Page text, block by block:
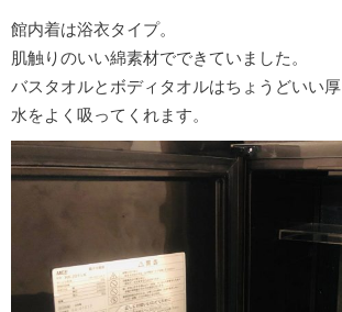
館内着は浴衣タイプ。
肌触りのいい綿素材でできていました。
バスタオルとボディタオルはちょうどいい厚
水をよく吸ってくれます。